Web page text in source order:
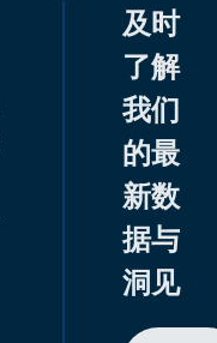
及时
了解
我们
的最
新数
据与
洞见